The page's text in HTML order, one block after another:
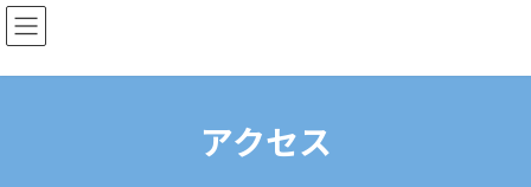
コ
ン
ン
ナ
ビ
ー
アクセス